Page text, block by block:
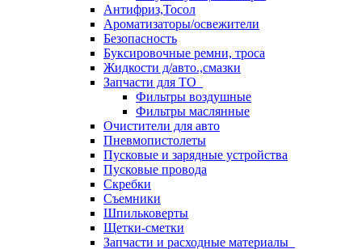
Антифриз,Тосол
Ароматизаторы/освежители
Безопасность
Буксировочные ремни, троса
Жидкости д/авто.,смазки
Запчасти для ТО
Фильтры воздушные
Фильтры маслянные
Очистители для авто
Пневмопистолеты
Пусковые и зарядные устройства
Пусковые провода
Скребки
Съемники
Шпильковерты
Щетки-сметки
Запчасти и расходные материалы